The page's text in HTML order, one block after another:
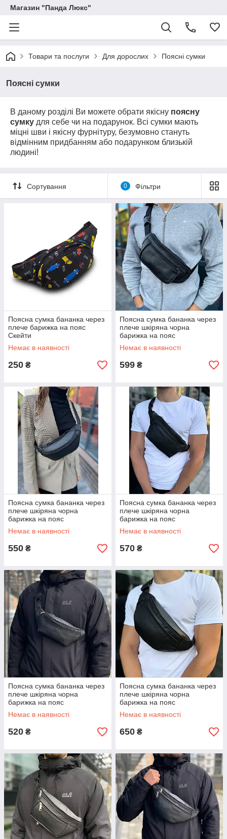
Магазин "Панда Люкс"
Товари та послуги Для дорослих Поясні сумки
Поясні сумки
В даному розділі Ви можете обрати якісну поясну
сумку для себе чи на подарунок. Всі сумки мають
міцні шви і якісну фурнітуру, безумовно стануть
відмінним придбанням або подарунком близькій
людині!
Сортування 0 Фільтри
Поясна сумка бананка через
плече барижка на пояс
Скейти
Немає в наявності
250 ₴
Поясна сумка бананка через
плече шкіряна чорна
барижка на пояс
Немає в наявності
599 ₴
Поясна сумка бананка через
плече шкіряна чорна
барижка на пояс
Немає в наявності
550 ₴
Поясна сумка бананка через
плече шкіряна чорна
барижка на пояс
Немає в наявності
570 ₴
Поясна сумка бананка через
плече шкіряна чорна
барижка на пояс
Немає в наявності
520 ₴
Поясна сумка бананка через
плече шкіряна чорна
барижка на пояс
Немає в наявності
650 ₴